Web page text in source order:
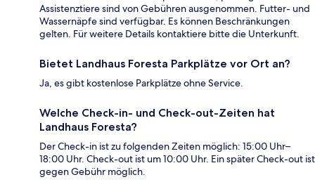
Assistenztiere sind von Gebühren ausgenommen. Futter- und
Wassernäpfe sind verfügbar. Es können Beschränkungen
gelten. Für weitere Details kontaktiere bitte die Unterkunft.
Bietet Landhaus Foresta Parkplätze vor Ort an?
Ja, es gibt kostenlose Parkplätze ohne Service.
Welche Check-in- und Check-out-Zeiten hat
Landhaus Foresta?
Der Check-in ist zu folgenden Zeiten möglich: 15:00 Uhr–
18:00 Uhr. Check-out ist um 10:00 Uhr. Ein später Check-out ist
gegen Gebühr möglich.